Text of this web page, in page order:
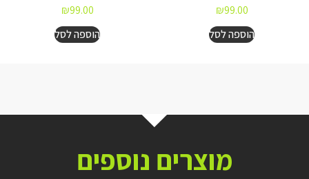
₪99.00
הוספה לסל
₪99.00
הוספה לסל
מוצרים נוספים